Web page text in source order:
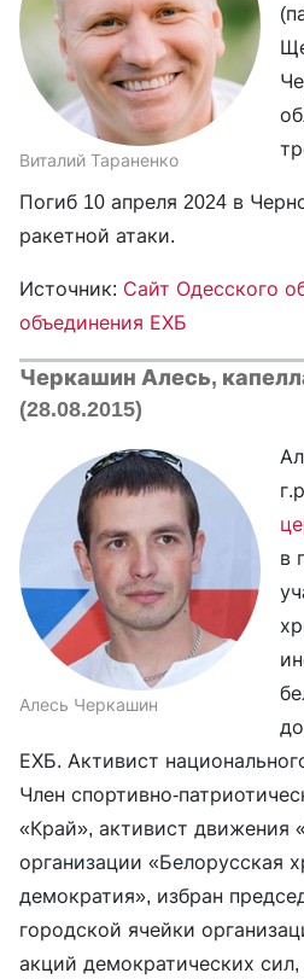
Виталий Тараненко
Погиб 10 апреля 2024 в
ракетной атаки.
Источник: Сайт Одесского
объединения ЕХБ
Черкашин Алесь,
(28.08.2015)
Алесь Черкашин
в
ЕХБ. Активист
Член спортивно-
«Край», активист движения
организации «Белорусская
демократия», избран
городской ячейки
акций демократических сил,